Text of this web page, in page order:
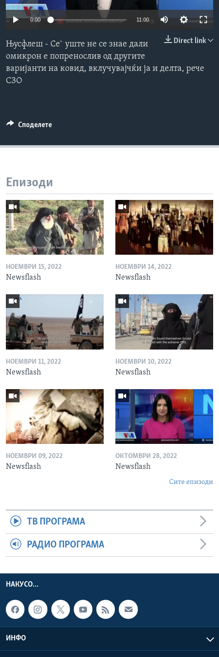
ИНТЕРВЈУА
Јазици
0:00 11:00
Direct link
Њусфлеш - Се` уште не се знае дали
омикрон е попренослив од другите
варијанти на ковид, вклучувајчќи ја и делта, рече
СЗО
Споделете
Епизоди
НОЕМВРИ 15, 2022
Newsflash
НОЕМВРИ 14, 2022
Newsflash
НОЕМВРИ 11, 2022
Newsflash
НОЕМВРИ 10, 2022
Newsflash
НОЕМВРИ 09, 2022
Newsflash
ОКТОМВРИ 28, 2022
Newsflash
Сите епизоди
ТВ ПРОГРАМА
РАДИО ПРОГРАМА
НАКУСО...
ИНФО